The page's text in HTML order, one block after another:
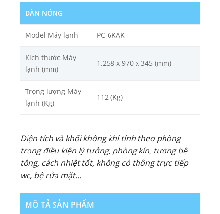
DÀN NÓNG
Model Máy lạnh PC-6KAK
Kích thước Máy
lạnh (mm)
1.258 x 970 x 345 (mm)
Trọng lượng Máy
lạnh (Kg)
112 (Kg)
Diện tích và khối không khí tính theo phòng
trong điều kiện lý tưởng, phòng kín, tường bê
tông, cách nhiệt tốt, không có thông trực tiếp
wc, bệ rửa mặt…
MÔ TẢ SẢN PHẨM